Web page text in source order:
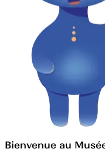
Bienvenue au